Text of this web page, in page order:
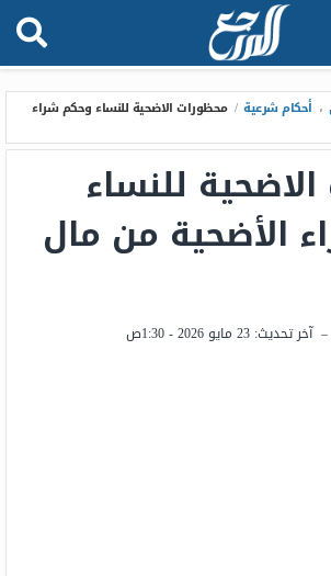
، أحكام شرعية / محظورات الاضحية للنساء وحكم شراء
للنساء
الأضحية من مال
– آخر تحديث: 23 مايو 2026 - 1:30ص